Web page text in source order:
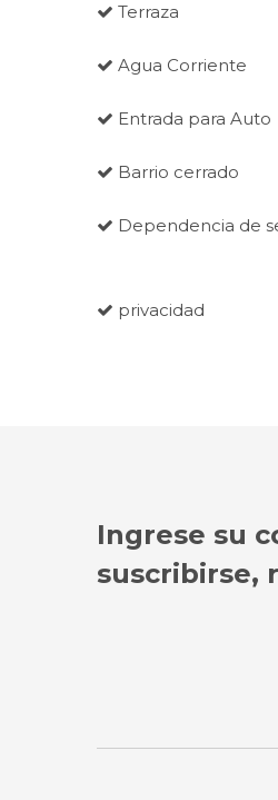
Terraza
Agua Corriente
Entrada para Auto
Barrio cerrado
Dependencia de
privacidad
Ingrese su
suscribirse,